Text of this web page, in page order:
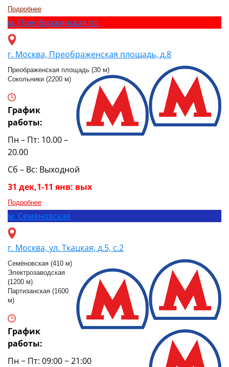
Подробнее
м. Преображенская пл.
г. Москва, Преображенская площадь, д.8
Преображенская площадь (30 м)
Сокольники (2200 м)
График
работы:
Пн – Пт: 10.00 –
20.00
Сб – Вс: Выходной
31 дек,1-11 янв: вых
Подробнее
м. Семёновская
г. Москва, ул. Ткацкая, д.5, с.2
Семёновская (410 м)
Электрозаводская
(1200 м)
Партизанская (1600
м)
График
работы:
Пн − Пт: 09:00 − 21:00